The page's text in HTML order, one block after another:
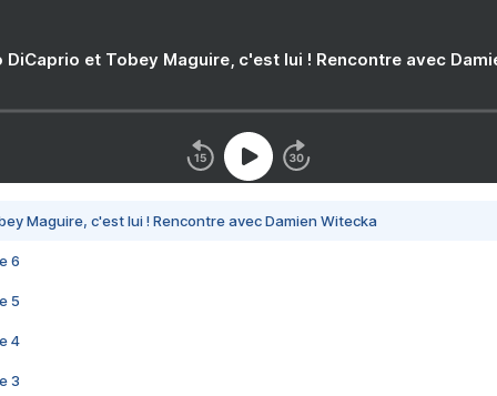
DiCaprio et Tobey Maguire, c'est lui ! Rencontre avec
Maguire, c'est lui ! Rencontre avec Damien Witecka
6
5
4
3